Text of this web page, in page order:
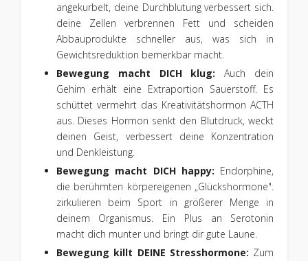
angekurbelt, deine Durchblutung verbessert sich.
deine Zellen verbrennen Fett und scheiden
Abbauprodukte schneller aus, was sich in
Gewichtsreduktion bemerkbar macht.
Bewegung macht DICH klug: Auch dein
Gehirn erhält eine Extraportion Sauerstoff. Es
schüttet vermehrt das Kreativitätshormon ACTH
aus. Dieses Hormon senkt den Blutdruck, weckt
deinen Geist, verbessert deine Konzentration
und Denkleistung.
Bewegung macht DICH happy: Endorphine,
die berühmten körpereigenen „Glückshormone".
zirkulieren beim Sport in größerer Menge in
deinem Organismus. Ein Plus an Serotonin
macht dich munter und bringt dir gute Laune.
Bewegung killt DEINE Stresshormone: Zum